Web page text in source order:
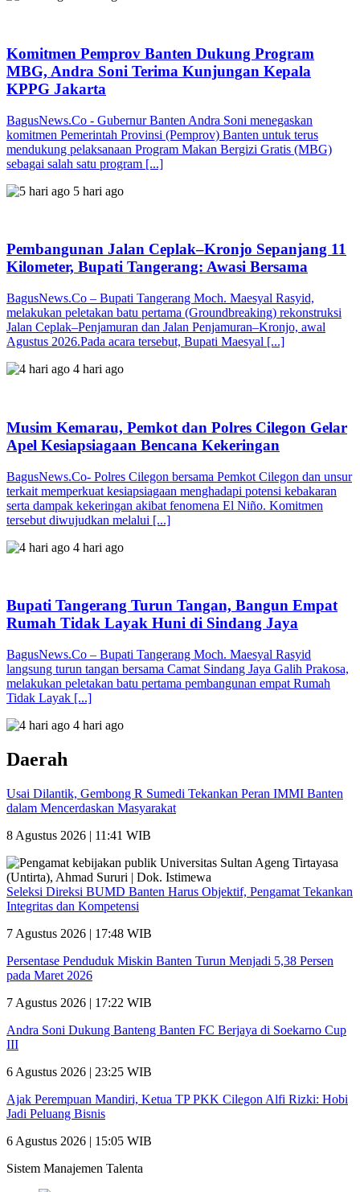
Komitmen Pemprov Banten Dukung Program
MBG, Andra Soni Terima Kunjungan Kepala
KPPG Jakarta
BagusNews.Co - Gubernur Banten Andra Soni menegaskan
komitmen Pemerintah Provinsi (Pemprov) Banten untuk terus
mendukung pelaksanaan Program Makan Bergizi Gratis (MBG)
sebagai salah satu program [...]
5 hari ago
Pembangunan Jalan Ceplak–Kronjo Sepanjang 11
Kilometer, Bupati Tangerang: Awasi Bersama
BagusNews.Co – Bupati Tangerang Moch. Maesyal Rasyid,
melakukan peletakan batu pertama (Groundbreaking) rekonstruksi
Jalan Ceplak–Penjamuran dan Jalan Penjamuran–Kronjo, awal
Agustus 2026.Pada acara tersebut, Bupati Maesyal [...]
4 hari ago
Musim Kemarau, Pemkot dan Polres Cilegon Gelar
Apel Kesiapsiagaan Bencana Kekeringan
BagusNews.Co- Polres Cilegon bersama Pemkot Cilegon dan unsur
terkait memperkuat kesiapsiagaan menghadapi potensi kebakaran
serta dampak kekeringan akibat fenomena El Niño. Komitmen
tersebut diwujudkan melalui [...]
4 hari ago
Bupati Tangerang Turun Tangan, Bangun Empat
Rumah Tidak Layak Huni di Sindang Jaya
BagusNews.Co – Bupati Tangerang Moch. Maesyal Rasyid
langsung turun tangan bersama Camat Sindang Jaya Galih Prakosa,
melakukan peletakan batu pertama pembangunan empat Rumah
Tidak Layak [...]
4 hari ago
Daerah
Usai Dilantik, Gembong R Sumedi Tekankan Peran IMMI Banten
dalam Mencerdaskan Masyarakat
8 Agustus 2026 | 11:41 WIB
Seleksi Direksi BUMD Banten Harus Objektif, Pengamat Tekankan
Integritas dan Kompetensi
7 Agustus 2026 | 17:48 WIB
Persentase Penduduk Miskin Banten Turun Menjadi 5,38 Persen
pada Maret 2026
7 Agustus 2026 | 17:22 WIB
Andra Soni Dukung Banteng Banten FC Berjaya di Soekarno Cup
III
6 Agustus 2026 | 23:25 WIB
Ajak Perempuan Mandiri, Ketua TP PKK Cilegon Alfi Rizki: Hobi
Jadi Peluang Bisnis
6 Agustus 2026 | 15:05 WIB
Sistem Manajemen Talenta